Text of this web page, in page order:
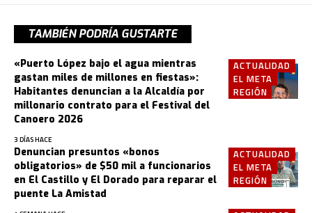
TAMBIÉN PODRÍA GUSTARTE
ACTUALIDAD
EL META
REGIÓN
«Puerto López bajo el agua mientras
gastan miles de millones en fiestas»:
Habitantes denuncian a la Alcaldía por
millonario contrato para el Festival del
Canoero 2026
3 DÍAS HACE
ACTUALIDAD
EL META
REGIÓN
Denuncian presuntos «bonos
obligatorios» de $50 mil a funcionarios
en El Castillo y El Dorado para reparar el
puente La Amistad